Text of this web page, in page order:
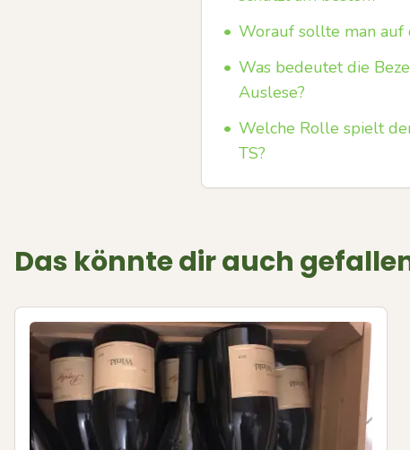
• Worauf sollte man auf
• Was bedeutet die
Auslese?
• Welche Rolle spielt
TS?
Das könnte dir auch